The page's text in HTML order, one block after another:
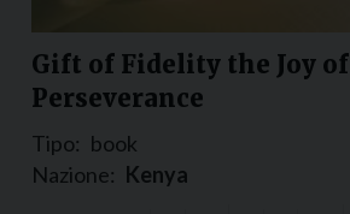
Gift of Fidelity the Joy of
Perseverance
Tipo: book
Nazione: Kenya